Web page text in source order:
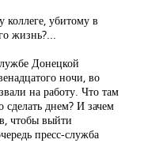
убитому в
жизнь?...
Донецкой
ночи, во
на работу. Что там
сделать днем? И зачем
чтобы выйти
пресс-служба